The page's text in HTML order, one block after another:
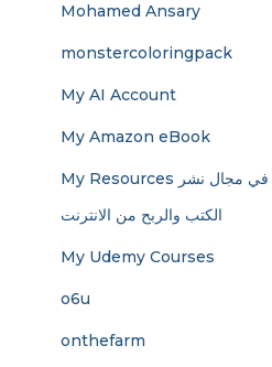
Mohamed Ansary
monstercoloringpack
My AI Account
My Amazon eBook
My Resources المصادر التي أعتمد عليها في مجال نشر
الكتب والربح من الانترنت
My Udemy Courses
o6u
onthefarm